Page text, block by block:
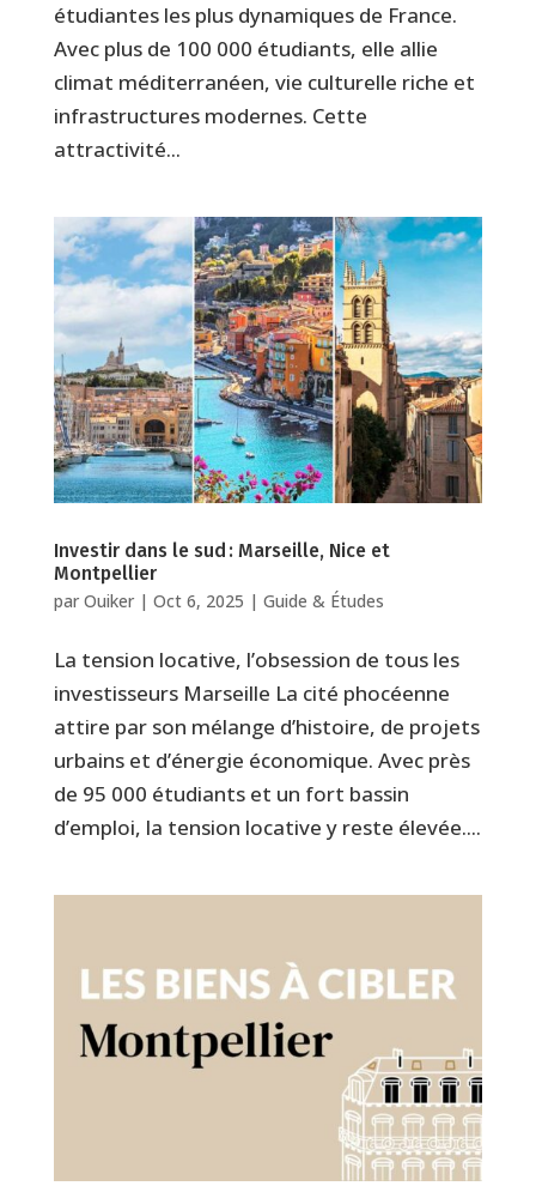
étudiantes les plus dynamiques de France.
Avec plus de 100 000 étudiants, elle allie
climat méditerranéen, vie culturelle riche et
infrastructures modernes. Cette
attractivité...
Investir dans le sud : Marseille, Nice et
Montpellier
par Ouiker| Oct 6, 2025 | Guide & Études
La tension locative, l’obsession de tous les
investisseurs Marseille La cité phocéenne
attire par son mélange d’histoire, de projets
urbains et d’énergie économique. Avec près
de 95 000 étudiants et un fort bassin
d’emploi, la tension locative y reste élevée....